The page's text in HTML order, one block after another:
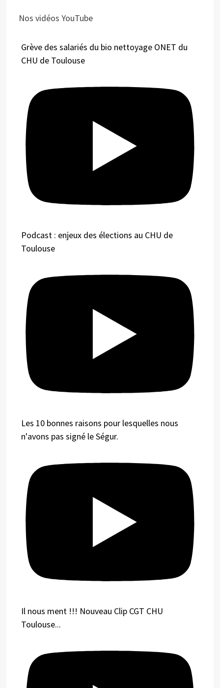
Nos vidéos YouTube
Grève des salariés du bio nettoyage ONET du
CHU de Toulouse
Podcast : enjeux des élections au CHU de
Toulouse
Les 10 bonnes raisons pour lesquelles nous
n'avons pas signé le Ségur.
Il nous ment !!! Nouveau Clip CGT CHU
Toulouse...